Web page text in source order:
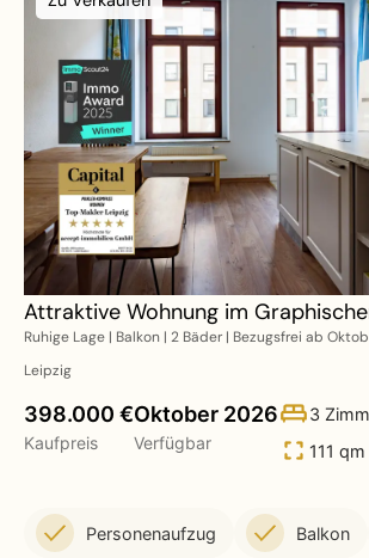
Attraktive Wohnung im
Ruhige Lage | Balkon | 2 Bäder | Bezugsfrei ab
Leipzig
398.000 €
Kaufpreis
Oktober 2026
Verfügbar
3
111 qm
Personenaufzug Balkon